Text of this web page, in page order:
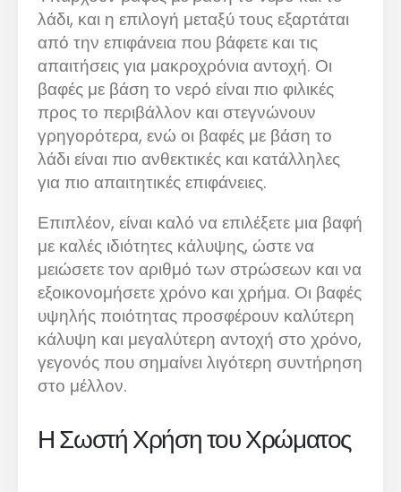
λάδι, και η επιλογή μεταξύ τους εξαρτάται
από την επιφάνεια που βάφετε και τις
απαιτήσεις για μακροχρόνια αντοχή. Οι
βαφές με βάση το νερό είναι πιο φιλικές
προς το περιβάλλον και στεγνώνουν
γρηγορότερα, ενώ οι βαφές με βάση το
λάδι είναι πιο ανθεκτικές και κατάλληλες
για πιο απαιτητικές επιφάνειες.
Επιπλέον, είναι καλό να επιλέξετε μια βαφή
με καλές ιδιότητες κάλυψης, ώστε να
μειώσετε τον αριθμό των στρώσεων και να
εξοικονομήσετε χρόνο και χρήμα. Οι βαφές
υψηλής ποιότητας προσφέρουν καλύτερη
κάλυψη και μεγαλύτερη αντοχή στο χρόνο,
γεγονός που σημαίνει λιγότερη συντήρηση
στο μέλλον.
Η Σωστή Χρήση του Χρώματος